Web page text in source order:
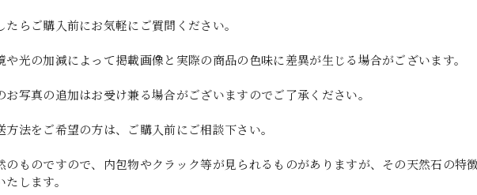
らご購入前にお気軽にご質問ください。
や光の加減によって掲載画像と実際の商品の色味に差異が生じる場合がございます。
お写真の追加はお受け兼る場合がございますのでご了承ください。
方法をご希望の方は、ご購入前にご相談下さい。
のものですので、内包物やクラック等が見られるものがありますが、その天然石の特
します。